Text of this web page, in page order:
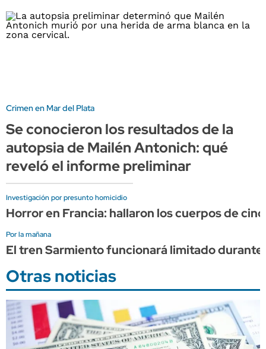
Crimen en Mar del Plata
Se conocieron los resultados de la
autopsia de Mailén Antonich: qué
reveló el informe preliminar
Investigación por presunto homicidio
Horror en Francia: hallaron los cuerpos de
Por la mañana
El tren Sarmiento funcionará limitado
Otras noticias